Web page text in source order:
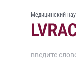
Медицинский